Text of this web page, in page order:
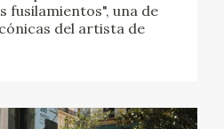
fusilamientos", una de
del artista de